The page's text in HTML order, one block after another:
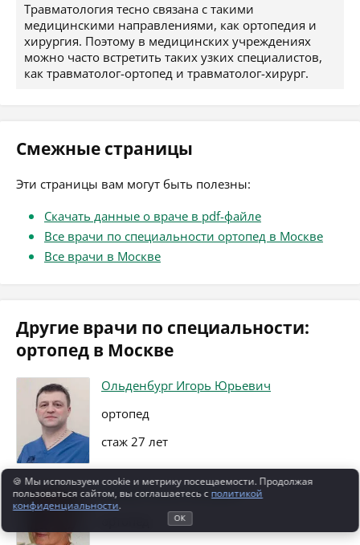
Травматология тесно связана с такими
медицинскими направлениями, как ортопедия и
хирургия. Поэтому в медицинских учреждениях
можно часто встретить таких узких специалистов,
как травматолог-ортопед и травматолог-хирург.
Смежные страницы
Эти страницы вам могут быть полезны:
Скачать данные о враче в pdf-файле
Все врачи по специальности ортопед в Москве
Все врачи в Москве
Другие врачи по специальности:
ортопед в Москве
Ольденбург Игорь Юрьевич
ортопед
стаж 27 лет
Кацеро Ольга Петровна
🍪 Мы используем cookie и метрику посещаемости. Продолжая
пользоваться сайтом, вы соглашаетесь с политикой
конфиденциальности.
ОК